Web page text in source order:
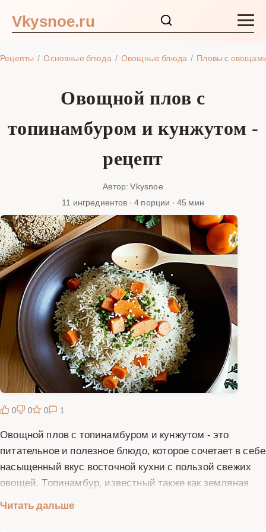
Vkysnoe.ru
Рецепты Основные блюда Овощные блюда Пловы с
Овощной плов с
топинамбуром и кунжутом -
рецепт
Автор: Vkysnoe
11 ингредиентов · 4 порции · 45 мин
0 0 0 1
Овощной плов с топинамбуром и кунжутом - это
питательное и полезное блюдо, которое сочетает в себе
насыщенный вкус восточной кухни с пользой свежих
овощей. Топинамбур, известный также как земляная
нежную текстуру, а обжаренный кунжут добавляет
Читать дальше